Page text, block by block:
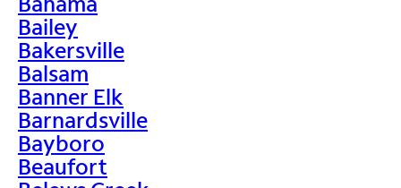
Bailey
Bakersville
Balsam
Banner Elk
Barnardsville
Bayboro
Beaufort